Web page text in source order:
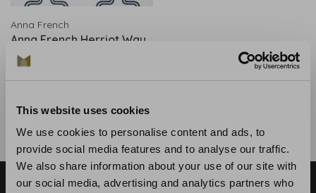
This website uses cookies
We use cookies to personalise content and ads, to
provide social media features and to analyse our traffic.
We also share information about your use of our site with
our social media, advertising and analytics partners who
Anna French
Anna French Herriot Way
Navy AT9636